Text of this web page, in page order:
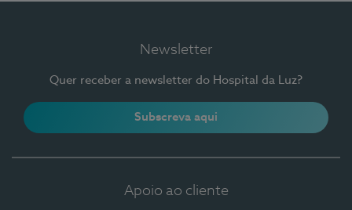
Newsletter
Quer receber a newsletter do Hospital da Luz?
Subscreva aqui
Apoio ao cliente